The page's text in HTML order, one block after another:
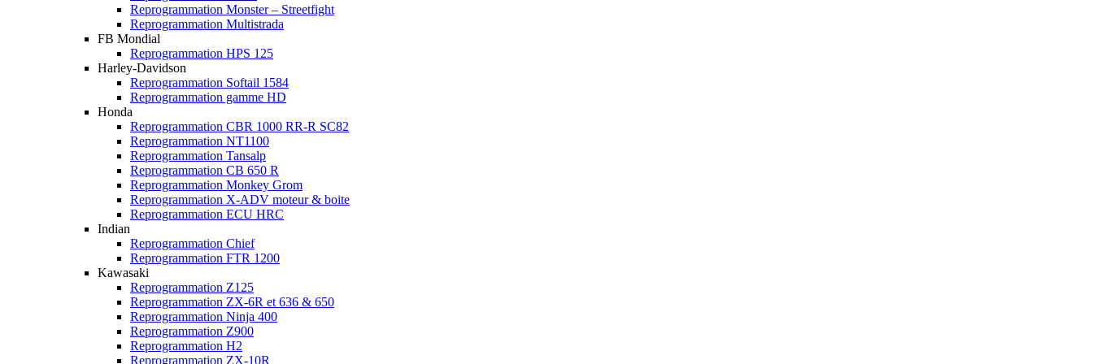
Reprogrammation Monster – Streetfight
Reprogrammation Multistrada
FB Mondial
Reprogrammation HPS 125
Harley-Davidson
Reprogrammation Softail 1584
Reprogrammation gamme HD
Honda
Reprogrammation CBR 1000 RR-R SC82
Reprogrammation NT1100
Reprogrammation Tansalp
Reprogrammation CB 650 R
Reprogrammation Monkey Grom
Reprogrammation X-ADV moteur & boite
Reprogrammation ECU HRC
Indian
Reprogrammation Chief
Reprogrammation FTR 1200
Kawasaki
Reprogrammation Z125
Reprogrammation ZX-6R et 636 & 650
Reprogrammation Ninja 400
Reprogrammation Z900
Reprogrammation H2
Reprogrammation ZX-10R